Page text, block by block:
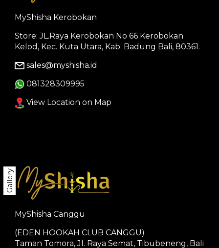
Gallery
MyShisha Kerobokan
Store: JL.Raya Kerobokan No 66 Kerobokan
Kelod, Kec. Kuta Utara, Kab. Badung Bali, 80361.
sales@myshisha.id
081328309995
View Location on Map
MyShisha Canggu
(EDEN HOOKAH CLUB CANGGU)
Taman Tomora, Jl. Raya Semat, Tibubeneng, Bali